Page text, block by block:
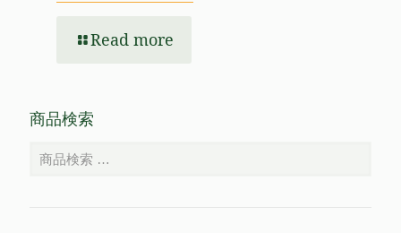
Read more
商品検索